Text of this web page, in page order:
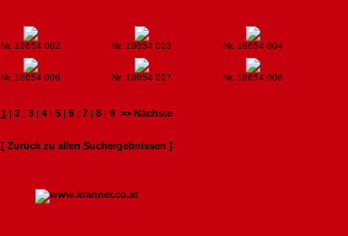
Nr. 18654 002 Nr. 18654 003 Nr. 18654 004
Nr. 18654 006 Nr. 18654 007 Nr. 18654 008
1 | 2| 3| 4| 5| 6| 7| 8| 9 >> Nächste
[ Zurück zu allen Suchergebnissen ]